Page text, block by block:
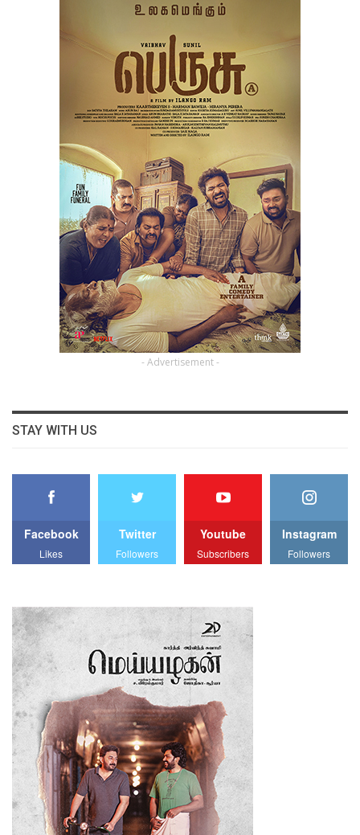
- Advertisement -
STAY WITH US
Facebook
Likes
Twitter
Followers
Youtube
Subscribers
Instagram
Followers